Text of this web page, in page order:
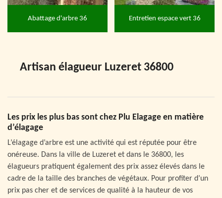
Abattage d'arbre 36 Entretien espace vert 36
Artisan élagueur Luzeret 36800
Les prix les plus bas sont chez Plu Elagage en matière
d’élagage
L’élagage d’arbre est une activité qui est réputée pour être
onéreuse. Dans la ville de Luzeret et dans le 36800, les
élagueurs pratiquent également des prix assez élevés dans le
cadre de la taille des branches de végétaux. Pour profiter d’un
prix pas cher et de services de qualité à la hauteur de vos